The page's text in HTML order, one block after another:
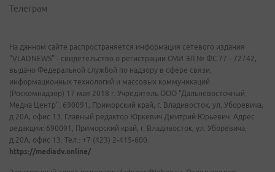
Телеграм
На данном сайте распространяется информация сетевого издания
"VLADNEWS" - свидетельство о регистрации СМИ ЭЛ № ФС 77 - 72742,
выдано Федеральной службой по надзору в сфере связи,
информационных технологий и массовых коммуникаций
(Роскомнадзор) 17 мая 2018 г. Учредитель ООО "Дальневосточный
Медиа Центр". 690091, Приморский край, г. Владивосток, ул. Уборевича,
д.20А, офис 13. Главный редактор Юркевич Дмитрий Юрьевич. Адрес
редакции: 690091, Приморский край, г. Владивосток, ул. Уборевича,
д.20А, офис 13. Тел.: +7 (423) 2-415-600.
https://mediadv.online/